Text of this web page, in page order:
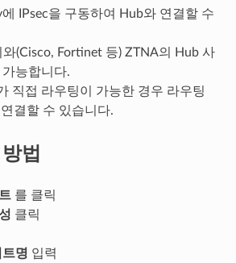
IPsec을 구동하여 Hub와 연결할 수
와(Cisco, Fortinet 등) ZTNA의 Hub 사
능합니다.
직접 라우팅이 가능한 경우 라우팅
결할 수 있습니다.
법
를 클릭
클릭
명 입력